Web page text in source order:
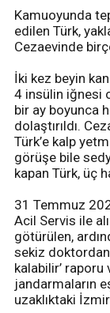
Kamuoyunda
edilen Türk,
Cezaevinde
İki kez beyin
4 insülin iğnesi
bir ay boyunca
dolaştırıldı.
Türk’e kalp
görüşe bile
kapan Türk, üç
31 Temmuz
Acil Servis ile
götürülen,
sekiz
kalabilir’
jandarmaların
uzaklıktaki